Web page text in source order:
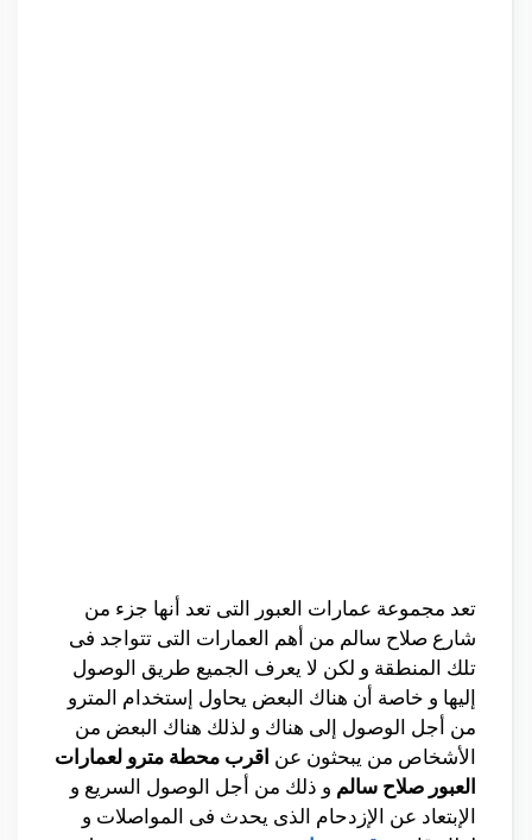
تعد مجموعة عمارات العبور التى تعد أنها جزء من
شارع صلاح سالم من أهم العمارات التى تتواجد فى
تلك المنطقة و لكن لا يعرف الجميع طريق الوصول
إليها و خاصة أن هناك البعض يحاول إستخدام المترو
من أجل الوصول إلى هناك و لذلك هناك البعض من
الأشخاص من يبحثون عن اقرب محطة مترو لعمارات
العبور صلاح سالم و ذلك من أجل الوصول السريع و
الإبتعاد عن الإزدحام الذى يحدث فى المواصلات و